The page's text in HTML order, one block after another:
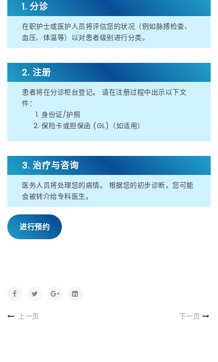
1. 分诊
在职护士或医护人员将评估您的状况（例如脉搏检查、
血压、体温等）以对患者级别进行分类。
2. 注册
患者将在分诊柜台登记。 请在注册过程中出示以下文
件：
身份证/护照
保险卡或担保函 (GL)（如适用）
3. 治疗与咨询
医务人员将处理您的病情。 根据您的初步诊断，您可能
会被转介给专科医生。
进行预约
上一页 下一页